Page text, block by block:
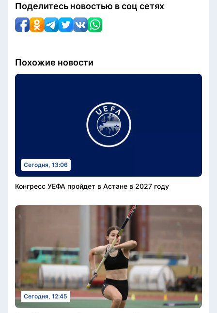
Поделитесь новостью в соц сетях
Похожие новости
Сегодня, 13:06
Конгресс УЕФА пройдет в Астане в 2027 году
Сегодня, 12:45